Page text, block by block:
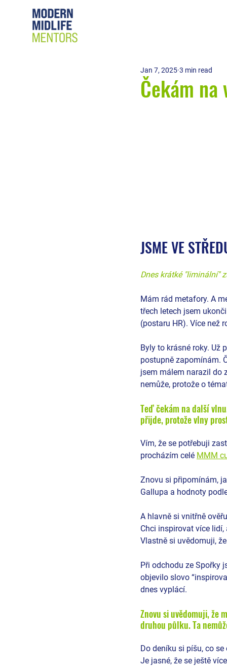
Čekám na
Jan 7, 2025 3 min read
JSME VE
Dnes krátké "liminální"
Mám rád metafory. A
třech letech jsem
(postaru HR). Více než
Byly to krásné roky. Už
postupně zapomínám.
jsem málem narazil do
nemůže, protože o
Teď čekám na další
přijde, protože vlny
Vím, že se potřebuji
procházím celé MMM
Znovu si připomínám,
Gallupa a hodnoty
A hlavně si vnitřně
Chci inspirovat více
Vlastně si uvědomuji,
Při odchodu ze Spořky
objevilo slovo
dnes vyplácí.
Znovu si uvědomuji, že
druhou půlku. Ta
Do deníku si píšu, co
Je jasné, že se ještě